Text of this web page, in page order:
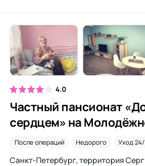
4.0
Частный пансионат
сердцем» на
После операций Недорого Уход
Санкт-Петербург, территория